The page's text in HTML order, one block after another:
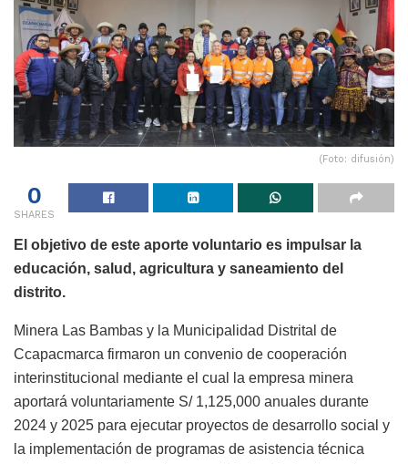
(Foto: difusión)
0
SHARES
El objetivo de este aporte voluntario es impulsar la
educación, salud, agricultura y saneamiento del
distrito.
Minera Las Bambas y la Municipalidad Distrital de
Ccapacmarca firmaron un convenio de cooperación
interinstitucional mediante el cual la empresa minera
aportará voluntariamente S/ 1,125,000 anuales durante
2024 y 2025 para ejecutar proyectos de desarrollo social y
la implementación de programas de asistencia técnica